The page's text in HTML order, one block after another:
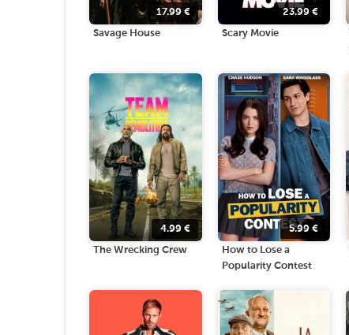
17.99€
Savage House
23.99 €
Scary Movie
4.99€
The Wrecking Crew
5.99 €
How to Lose a
Popularity Contest